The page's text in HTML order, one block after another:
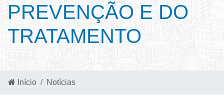
PREVENÇÃO E DO
TRATAMENTO
Início Notícias